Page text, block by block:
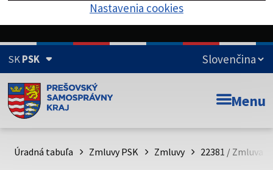
Nastavenia cookies
SKPSK
Doména psk.sk je oficiálna
Toto je oficiálna webová stránka Prešovského
psk.sk.
Menu
Úradná tabuľa Zmluvy PSK Zmluvy 22381 / Zmluva